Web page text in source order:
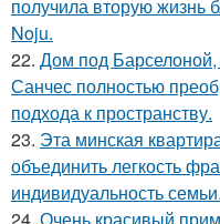
получила вторую жизнь
Noju.
22. Дом под Барселоной,
Санчес полностью
подхода к пространству.
23. Эта минская
объединить легкость
индивидуальность семьи.
24. Очень красивый